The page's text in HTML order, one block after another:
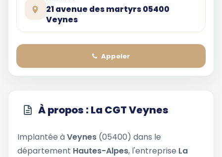
21 avenue des martyrs 05400
Veynes
Appeler
À propos : La CGT Veynes
Implantée àVeynes (05400) dans le
département Hautes-Alpes, l'entreprise La